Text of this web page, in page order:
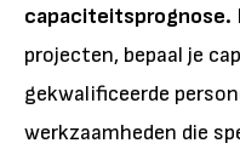
capaciteitsprognose.
projecten, bepaal je
gekwalificeerde
werkzaamheden die